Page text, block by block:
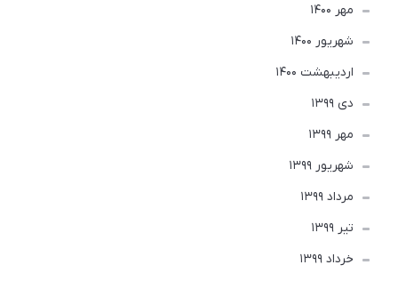
مهر 1400
شهریور 1400
ارديبهشت 1400
دی 1399
مهر 1399
شهریور 1399
مرداد 1399
تير 1399
خرداد 1399